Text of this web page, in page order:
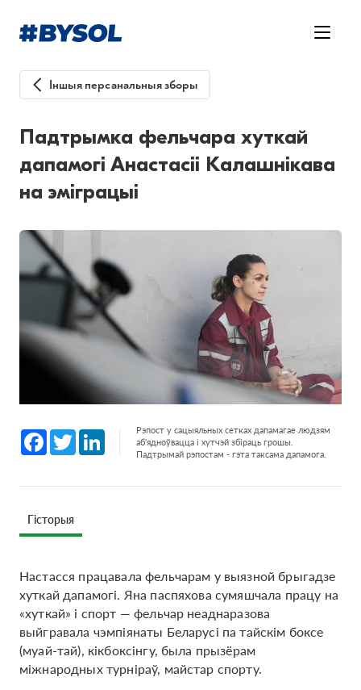
Іншыя персанальныя зборы
Падтрымка фельчара хуткай
дапамогі Анастасіі Калашнікава
на эміграцыі
Facebook
Twitter LinkedInРэпост у сацыяльных сетках дапамагае людзям
аб'ядноўвацца і хутчэй збіраць грошы.
Падтрымай рэпостам - гэта таксама дапамога.
Гісторыя
Настасся працавала фельчарам у выязной брыгадзе
хуткай дапамогі. Яна паспяхова сумяшчала працу на
«хуткай» і спорт — фельчар неаднаразова
выйгравала чэмпіянаты Беларусі па тайскім боксе
(муай-тай), кікбоксінгу, была прызёрам
міжнародных турніраў, майстар спорту.